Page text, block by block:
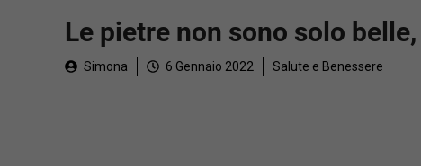
Le pietre non sono solo
Simona 6 Gennaio 2022 Salute e Benessere